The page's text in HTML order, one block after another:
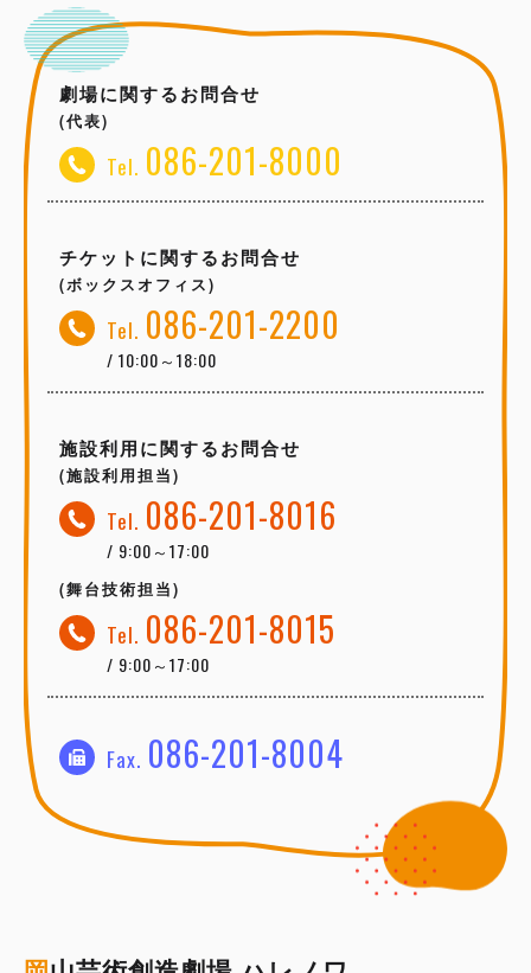
劇場に関するお問合せ
(代表)
Tel. 086-201-8000
チケットに関するお問合せ
(ボックスオフィス)
Tel. 086-201-2200
/ 10:00～18:00
施設利用に関するお問合せ
(施設利用担当)
Tel. 086-201-8016
/ 9:00～17:00
(舞台技術担当)
Tel. 086-201-8015
/ 9:00～17:00
Fax. 086-201-8004